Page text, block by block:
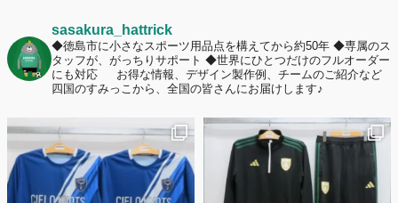
sasakura_hattrick
◆徳島市に小さなスポーツ用品点を構えてから約50年 ◆専属のス
タッフが、がっちりサポート ◆世界にひとつだけのフルオーダー
にも対応
お得な情報、デザイン製作例、チームのご紹介など
四国のすみっこから、全国の皆さんにお届けします♪